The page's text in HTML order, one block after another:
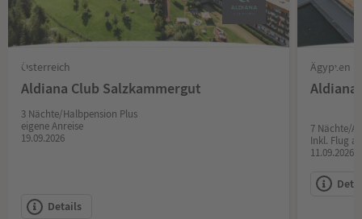
Österreich
Aldiana Club Salzkammergut
3 Nächte/Halbpension Plus
eigene Anreise
19.09.2026
Details
Ägypten
Aldiana
7 Nächte/
Inkl. Flug
11.09.2026